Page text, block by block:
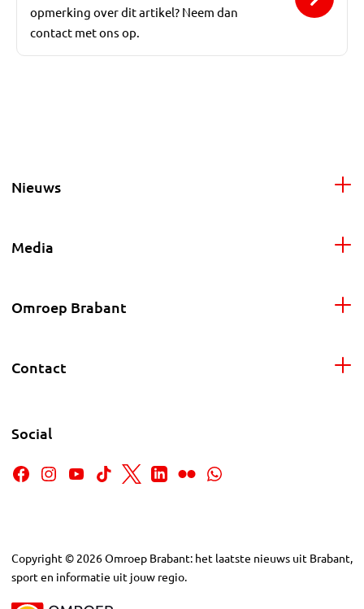
opmerking over dit artikel? Neem dan
contact met ons op.
Nieuws
Media
Omroep Brabant
Contact
Social
Copyright © 2026Omroep Brabant: het laatste nieuws uit Brabant,
sport en informatie uit jouw regio.